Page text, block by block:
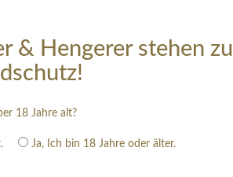
& Hengerer stehen zu
18 Jahre alt?
Ja, Ich bin 18 Jahre oder älter.